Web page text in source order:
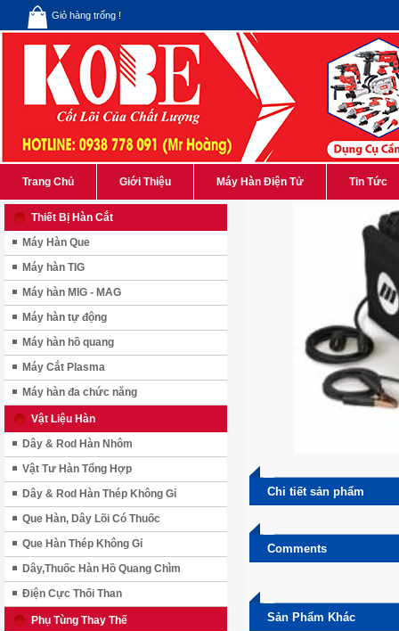
Giỏ hàng trống !
Trang Chủ Giới Thiệu Máy Hàn Điện Tử Tin Tức
Thiết Bị Hàn Cắt
Máy Hàn Que
Máy hàn TIG
Máy hàn MIG - MAG
Máy hàn tự động
Máy hàn hồ quang
Máy Cắt Plasma
Máy hàn đa chức năng
Vật Liệu Hàn
Dây & Rod Hàn Nhôm
Vật Tư Hàn Tổng Hợp
Dây & Rod Hàn Thép Không Gỉ
Que Hàn, Dây Lõi Có Thuốc
Que Hàn Thép Không Gỉ
Dây,Thuốc Hàn Hồ Quang Chìm
Điện Cực Thối Than
Phụ Tùng Thay Thế
Chi tiết sản phẩm
Comments
Sản Phẩm Khác